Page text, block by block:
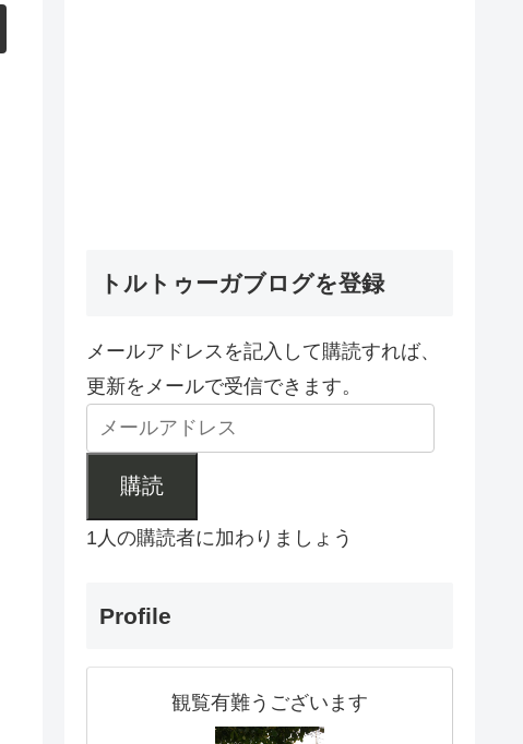
トルトゥーガブログを登録
メールアドレスを記入して購読すれば、
更新をメールで受信できます。
購読
1人の購読者に加わりましょう
Profile
観覧有難うございます